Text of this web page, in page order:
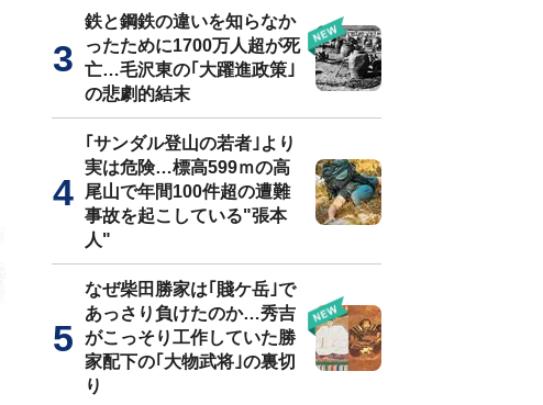
鉄と鋼鉄の違いを知らなか
ったために1700万人超が死
亡…毛沢東の｢大躍進政策｣
の悲劇的結末
｢サンダル登山の若者｣より
実は危険…標高599ｍの高
尾山で年間100件超の遭難
事故を起こしている"張本
人"
なぜ柴田勝家は｢賤ケ岳｣で
あっさり負けたのか…秀吉
がこっそり工作していた勝
家配下の｢大物武将｣の裏切
り